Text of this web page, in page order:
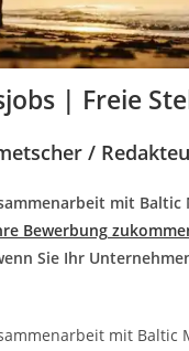
| Freie
/
mit
Bewerbung
Sie Ihr
mit Baltic